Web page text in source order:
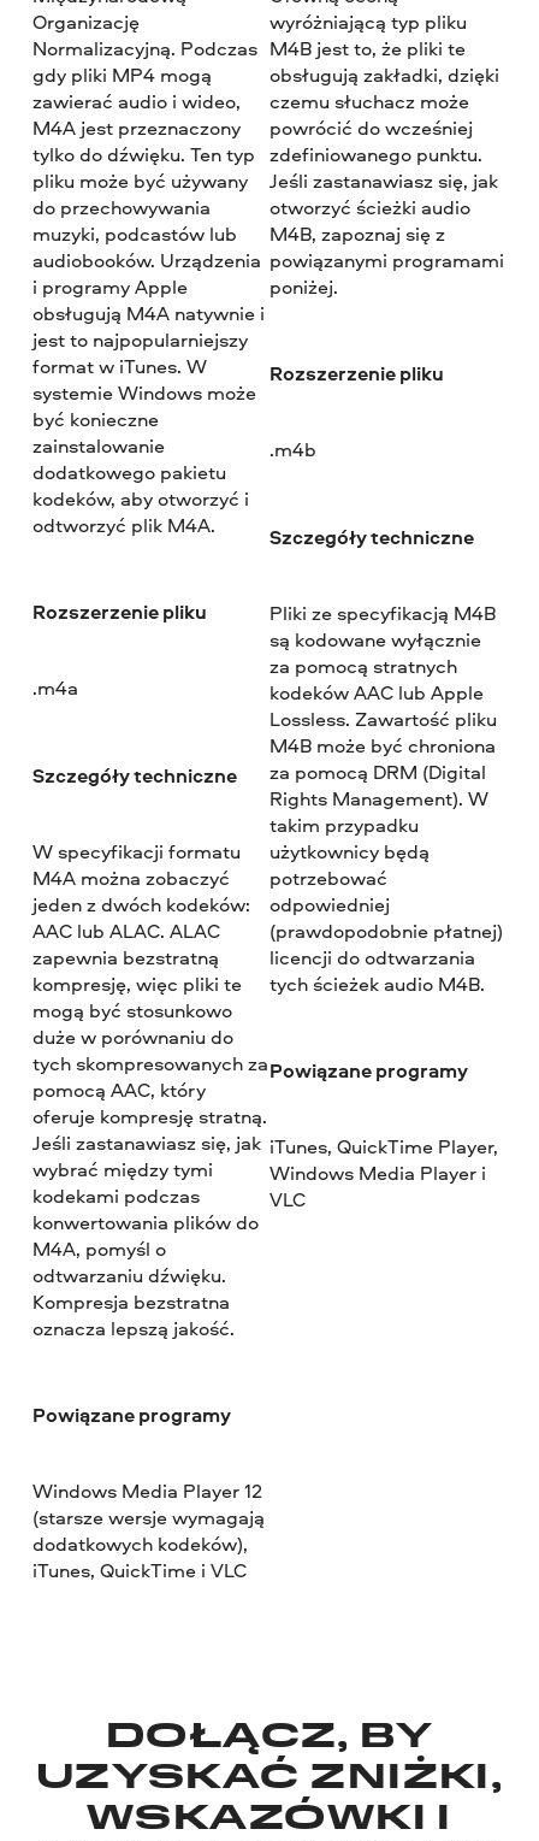
Organizację
Normalizacyjną. Podczas
gdy pliki MP4 mogą
zawierać audio i wideo,
M4A jest przeznaczony
tylko do dźwięku. Ten typ
pliku może być używany
do przechowywania
muzyki, podcastów lub
audiobooków. Urządzenia
i programy Apple
obsługują M4A natywnie i
jest to najpopularniejszy
format w iTunes. W
systemie Windows może
być konieczne
zainstalowanie
dodatkowego pakietu
kodeków, aby otworzyć i
odtworzyć plik M4A.
Rozszerzenie pliku
.m4a
Szczegóły techniczne
W specyfikacji formatu
M4A można zobaczyć
jeden z dwóch kodeków:
AAC lub ALAC. ALAC
zapewnia bezstratną
kompresję, więc pliki te
mogą być stosunkowo
duże w porównaniu do
tych skompresowanych za
pomocą AAC, który
oferuje kompresję stratną.
Jeśli zastanawiasz się, jak
wybrać między tymi
kodekami podczas
konwertowania plików do
M4A, pomyśl o
odtwarzaniu dźwięku.
Kompresja bezstratna
oznacza lepszą jakość.
Powiązane programy
Windows Media Player 12
(starsze wersje wymagają
dodatkowych kodeków),
iTunes, QuickTime i VLC
wyróżniającą typ pliku
M4B jest to, że pliki te
obsługują zakładki, dzięki
czemu słuchacz może
powrócić do wcześniej
zdefiniowanego punktu.
Jeśli zastanawiasz się, jak
otworzyć ścieżki audio
M4B, zapoznaj się z
powiązanymi programami
poniżej.
Rozszerzenie pliku
.m4b
Szczegóły techniczne
Pliki ze specyfikacją M4B
są kodowane wyłącznie
za pomocą stratnych
kodeków AAC lub Apple
Lossless. Zawartość pliku
M4B może być chroniona
za pomocą DRM (Digital
Rights Management). W
takim przypadku
użytkownicy będą
potrzebować
odpowiedniej
(prawdopodobnie płatnej)
licencji do odtwarzania
tych ścieżek audio M4B.
Powiązane programy
iTunes, QuickTime Player,
Windows Media Player i
VLC
DOŁĄCZ, BY
UZYSKAĆ ZNIŻKI,
WSKAZÓWKI I